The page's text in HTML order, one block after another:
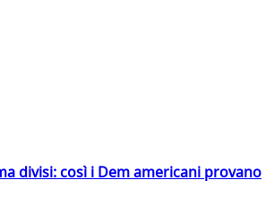
divisi: così i Dem americani provano